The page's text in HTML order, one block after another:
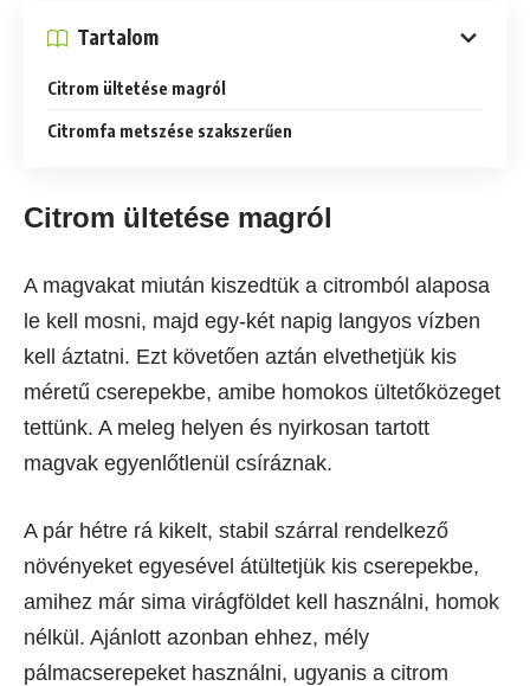
Tartalom
Citrom ültetése magról
Citromfa metszése szakszerűen
Citrom ültetése magról
A magvakat miután kiszedtük a citromból alaposa
le kell mosni, majd egy-két napig langyos vízben
kell áztatni. Ezt követően aztán elvethetjük kis
méretű cserepekbe, amibe homokos ültetőközeget
tettünk. A meleg helyen és nyirkosan tartott
magvak egyenlőtlenül csíráznak.
A pár hétre rá kikelt, stabil szárral rendelkező
növényeket egyesével átültetjük kis cserepekbe,
amihez már sima virágföldet kell használni, homok
nélkül. Ajánlott azonban ehhez, mély
pálmacserepeket használni, ugyanis a citrom